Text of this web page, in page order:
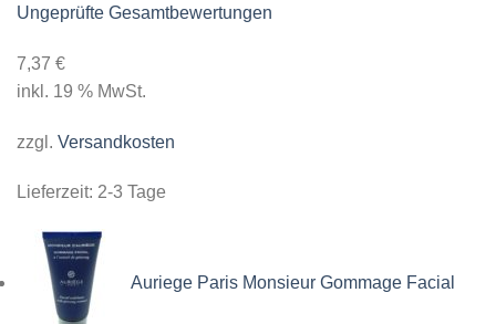
Ungeprüfte Gesamtbewertungen
7,37 €
inkl. 19 % MwSt.
zzgl. Versandkosten
Lieferzeit: 2-3 Tage
Auriege Paris Monsieur Gommage Facial